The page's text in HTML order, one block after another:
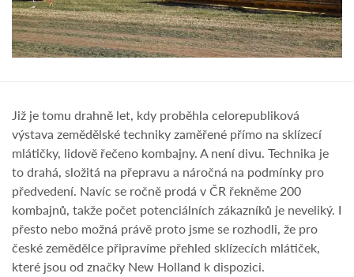
Již je tomu drahně let, kdy proběhla celorepubliková
výstava zemědělské techniky zaměřené přímo na sklízecí
mlátičky, lidově řečeno kombajny. A není divu. Technika je
to drahá, složitá na přepravu a náročná na podmínky pro
předvedení. Navíc se ročně prodá v ČR řekněme 200
kombajnů, takže počet potenciálních zákazníků je neveliký. I
přesto nebo možná právě proto jsme se rozhodli, že pro
české zemědělce připravíme přehled sklízecích mlátiček,
které jsou od značky New Holland k dispozici.